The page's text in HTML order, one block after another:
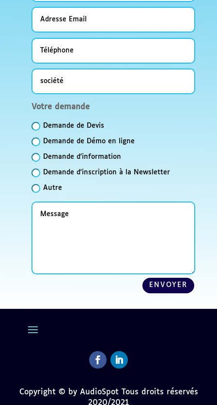
Adresse
Email
Téléphone
société
Votre
Votre demande
Demande de Devis
Demande de Démo en ligne
Demande d'information
Demande d'inscription à la Newsletter
Autre
Message
ENVOYER
Copyright © by AudioSpot Tous droits réservés
2020/2021